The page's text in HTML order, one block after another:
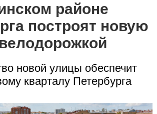
районе
построят новую
новой улицы обеспечит
кварталу Петербурга